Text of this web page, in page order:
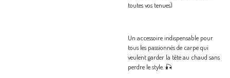
toutes vos tenues)
Un accessoire indispensable pour
tous les passionnés de carpe qui
veulent garder la tête au chaud sans
perdre le style. 🎣